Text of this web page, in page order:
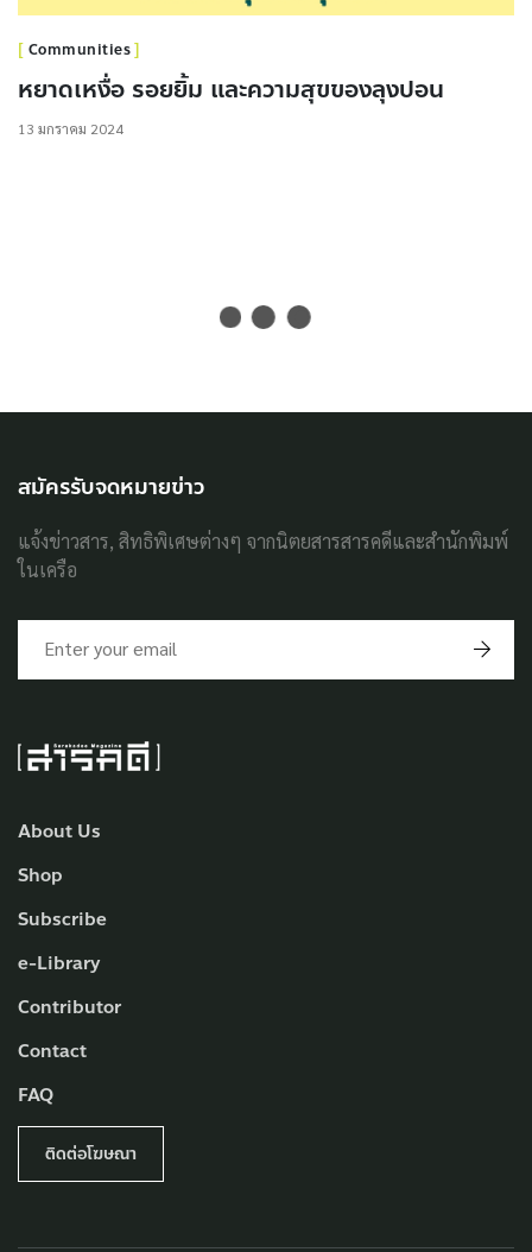
Communities
หยาดเหงื่อ รอยยิ้ม และความสุขของลุงปอน
13 มกราคม 2024
About Us
Shop
Subscribe
e-Library
Contributor
Contact
FAQ
ติดต่อโฆษณา
สมัครรับจดหมายข่าว
แจ้งข่าวสาร, สิทธิพิเศษต่างๆ จากนิตยสารสารคดีและสำนักพิมพ์
ในเครือ